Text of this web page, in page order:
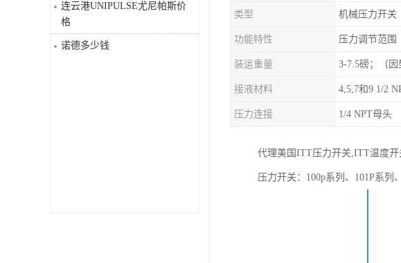
连云港UNIPULSE尤尼帕斯价
格
诺德多少钱
类型 机械压力开关
功能特性 压力调节范围
装运重量 3-7.5磅；（因
接液材料 4,5,7和9 1/2
压力连接 1/4 NPT母头
代理美国ITT压力开关,ITT温度开
压力开关：100p系列、101P系列